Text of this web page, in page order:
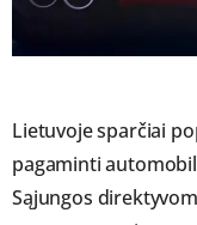
Lietuvoje sparčiai
pagaminti
Sąjungos